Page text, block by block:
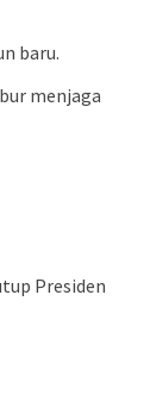
baru.
menjaga
Presiden